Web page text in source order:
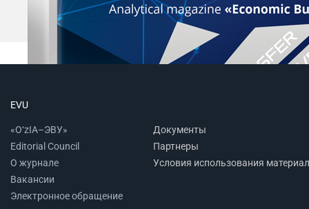
EVU
«O‘zIA–ЭВУ»
Editorial Council
О журнале
Вакансии
Электронное обращение
Документы
Партнеры
Условия использования